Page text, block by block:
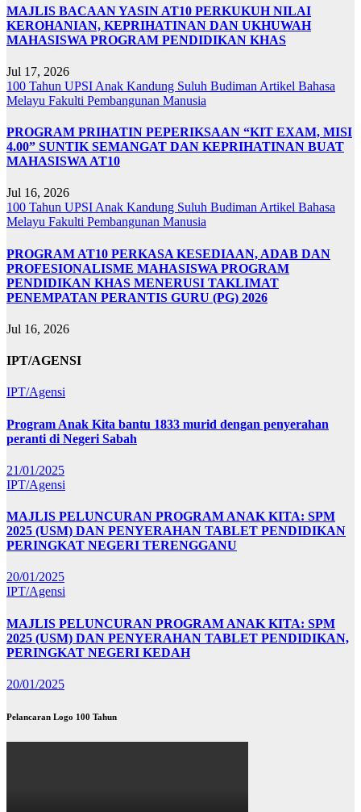
MAJLIS BACAAN YASIN AT10 PERKUKUH NILAI
KEROHANIAN, KEPRIHATINAN DAN UKHUWAH
MAHASISWA PROGRAM PENDIDIKAN KHAS
Jul 17, 2026
100 Tahun UPSI Anak Kandung Suluh Budiman Artikel Bahasa
Melayu Fakulti Pembangunan Manusia
PROGRAM PRIHATIN PEPERIKSAAN “KIT EXAM, MISI
4.00” SUNTIK SEMANGAT DAN KEPRIHATINAN BUAT
MAHASISWA AT10
Jul 16, 2026
100 Tahun UPSI Anak Kandung Suluh Budiman Artikel Bahasa
Melayu Fakulti Pembangunan Manusia
PROGRAM AT10 PERKASA KESEDIAAN, ADAB DAN
PROFESIONALISME MAHASISWA PROGRAM
PENDIDIKAN KHAS MENERUSI TAKLIMAT
PENEMPATAN PERANTIS GURU (PG) 2026
Jul 16, 2026
IPT/AGENSI
IPT/Agensi
Program Anak Kita bantu 1833 murid dengan penyerahan
peranti di Negeri Sabah
21/01/2025
IPT/Agensi
MAJLIS PELUNCURAN PROGRAM ANAK KITA: SPM
2025 (USM) DAN PENYERAHAN TABLET PENDIDIKAN
PERINGKAT NEGERI TERENGGANU
20/01/2025
IPT/Agensi
MAJLIS PELUNCURAN PROGRAM ANAK KITA: SPM
2025 (USM) DAN PENYERAHAN TABLET PENDIDIKAN,
PERINGKAT NEGERI KEDAH
20/01/2025
Pelancaran Logo 100 Tahun